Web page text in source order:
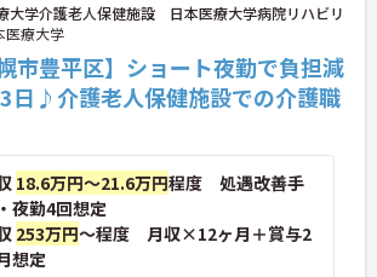
大学介護老人保健施設 日本医療大学病院リハビリ
医療大学
市豊平区】ショート夜勤で負担減
♪介護老人保健施設での介護職
18.6万円～21.6万円程度 処遇改善手
夜勤4回想定
253万円～程度 月収×12ヶ月＋賞与2
想定